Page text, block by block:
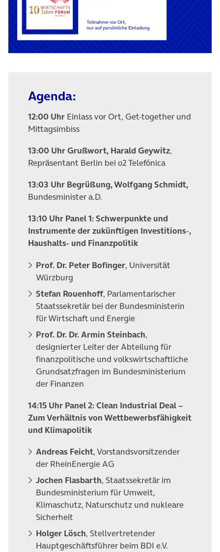
Agenda:
12:00 Uhr Einlass vor Ort, Get-together und
Mittagsimbiss
13:00 Uhr Grußwort, Harald Geywitz,
Repräsentant Berlin bei o2 Telefónica
13:03 Uhr Begrüßung, Wolfgang Schmidt,
Bundesminister a.D.
13:10 Uhr Panel 1: Schwerpunkte und
Instrumente der zukünftigen Investitions-,
Haushalts- und Finanzpolitik
Prof. Dr. Peter Bofinger, Universität
Würzburg
Stefan Rouenhoff, Parlamentarischer
Staatssekretär bei der Bundesministerin
für Wirtschaft und Energie
Prof. Dr. Dr. Armin Steinbach,
designierter Leiter der Abteilung für
finanzpolitische und volkswirtschaftliche
Grundsatzfragen im Bundesministerium
der Finanzen
14:15 Uhr Panel 2: Clean Industrial Deal –
Zum Verhältnis von Wettbewerbsfähigkeit
und Klimapolitik
Andreas Feicht, Vorstandsvorsitzender
der RheinEnergie AG
Jochen Flasbarth, Staatssekretär im
Bundesministerium für Umwelt,
Klimaschutz, Naturschutz und nukleare
Sicherheit
Holger Lösch, Stellvertretender
Hauptgeschäftsführer beim BDI e.V.